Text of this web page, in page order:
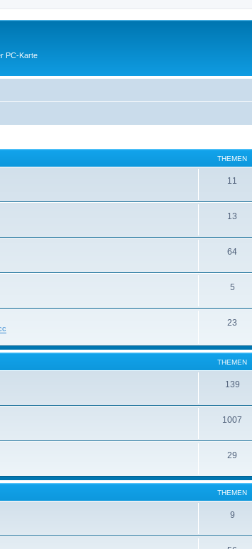
PC-Karte
THEMEN
11
13
64
5
23
THEMEN
139
1007
29
THEMEN
9